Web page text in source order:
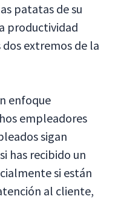
patatas de su
productividad
extremos de la
enfoque
empleadores
sigan
has recibido un
si están
al cliente,